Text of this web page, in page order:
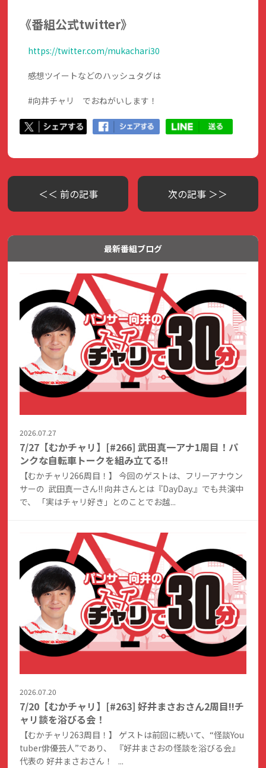
《番組公式twitter》
https://twitter.com/mukachari30
感想ツイートなどのハッシュタグは
#向井チャリ でおねがいします！
＜＜ 前の記事 次の記事 ＞＞
最新番組ブログ
2026.07.27
7/27【むかチャリ】[#266] 武田真一アナ1周目！パ
ンクな自転車トークを組み立てる!!
【むかチャリ266周目！】 今回のゲストは、フリーアナウン
サーの 武田真一さん!! 向井さんとは『DayDay.』でも共演中
で、 「実はチャリ好き」とのことでお越...
2026.07.20
7/20【むかチャリ】[#263] 好井まさおさん2周目!!チ
ャリ談を浴びる会！
【むかチャリ263周目！】 ゲストは前回に続いて、“怪談You
tuber俳優芸人”であり、 『好井まさおの怪談を浴びる会』
代表の 好井まさおさん！ ...